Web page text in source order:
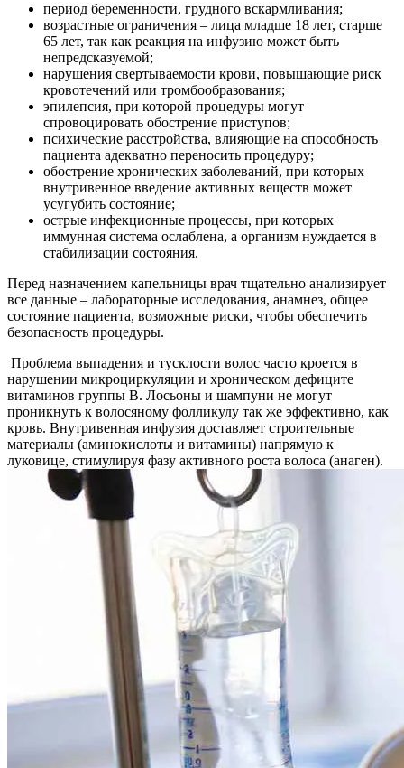
период беременности, грудного вскармливания;
возрастные ограничения – лица младше 18 лет, старше
65 лет, так как реакция на инфузию может быть
непредсказуемой;
нарушения свертываемости крови, повышающие риск
кровотечений или тромбообразования;
эпилепсия, при которой процедуры могут
спровоцировать обострение приступов;
психические расстройства, влияющие на способность
пациента адекватно переносить процедуру;
обострение хронических заболеваний, при которых
внутривенное введение активных веществ может
усугубить состояние;
острые инфекционные процессы, при которых
иммунная система ослаблена, а организм нуждается в
стабилизации состояния.
Перед назначением капельницы врач тщательно анализирует
все данные – лабораторные исследования, анамнез, общее
состояние пациента, возможные риски, чтобы обеспечить
безопасность процедуры.
Проблема выпадения и тусклости волос часто кроется в
нарушении микроциркуляции и хроническом дефиците
витаминов группы B. Лосьоны и шампуни не могут
проникнуть к волосяному фолликулу так же эффективно, как
кровь. Внутривенная инфузия доставляет строительные
материалы (аминокислоты и витамины) напрямую к
луковице, стимулируя фазу активного роста волоса (анаген).